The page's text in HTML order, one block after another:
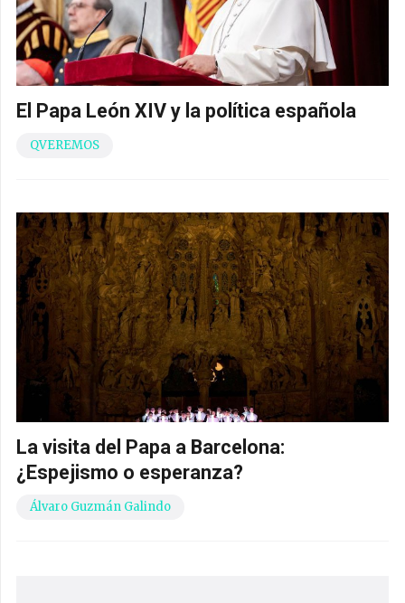
El Papa León XIV y la política española
QVEREMOS
La visita del Papa a Barcelona:
¿Espejismo o esperanza?
Álvaro Guzmán Galindo